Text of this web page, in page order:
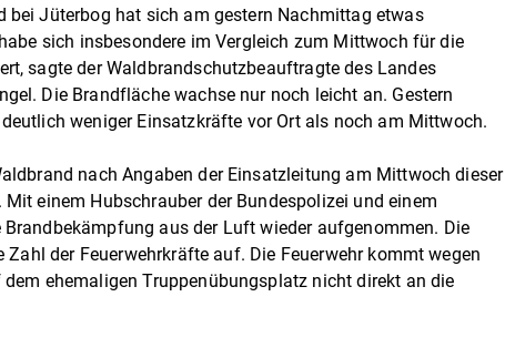
bei Jüterbog hat sich am gestern Nachmittag etwas
sich insbesondere im Vergleich zum Mittwoch für die
sagte der Waldbrandschutzbeauftragte des Landes
Die Brandfläche wachse nur noch leicht an. Gestern
weniger Einsatzkräfte vor Ort als noch am Mittwoch.
nach Angaben der Einsatzleitung am Mittwoch dieser
einem Hubschrauber der Bundespolizei und einem
aus der Luft wieder aufgenommen. Die
der Feuerwehrkräfte auf. Die Feuerwehr kommt wegen
ehemaligen Truppenübungsplatz nicht direkt an die